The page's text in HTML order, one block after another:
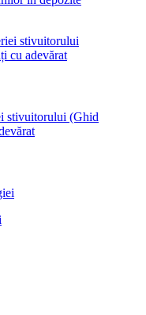
stivuitorului (Ghid